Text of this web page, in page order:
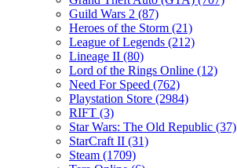
Guild Wars 2 (87)
Heroes of the Storm (21)
League of Legends (212)
Lineage II (80)
Lord of the Rings Online (12)
Need For Speed (762)
Playstation Store (2984)
RIFT (3)
Star Wars: The Old Republic (37)
StarCraft II (31)
Steam (1709)